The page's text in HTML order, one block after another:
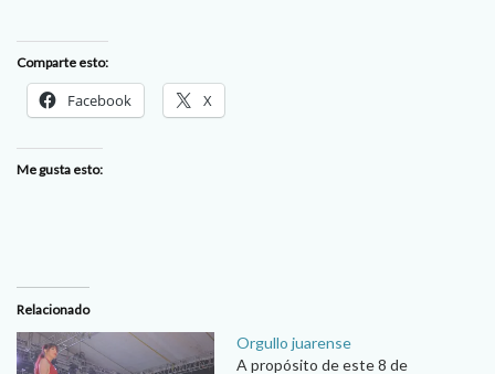
Comparte esto:
Facebook X
Me gusta esto:
Relacionado
Orgullo juarense
A propósito de este 8 de